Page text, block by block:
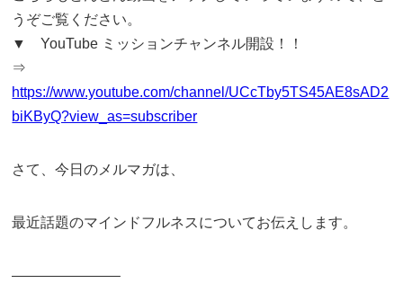
うぞご覧ください。
▼ YouTube ミッションチャンネル開設！！
⇒
https://www.youtube.com/channel/UCcTby5TS45AE8sAD2
biKByQ?view_as=subscriber
さて、今日のメルマガは、
最近話題のマインドフルネスについてお伝えします。
———————–